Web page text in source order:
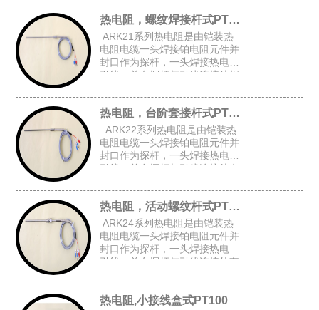
合
热电阻，螺纹焊接杆式PT100
ARK21系列热电阻是由铠装热
电阻电缆一头焊接铂电阻元件并
封口作为探杆，一头焊接热电阻
引线，并在探杆与引线连接处焊
纹焊接杆式铠装热电阻。
热电阻，台阶套接杆式PT100
ARK22系列热电阻是由铠装热
电阻电缆一头焊接铂电阻元件并
封口作为探杆，一头焊接热电阻
引线，并在探杆与引线连接处套
阶套接杆式铠装热电阻。
热电阻，活动螺纹杆式PT100
ARK24系列热电阻是由铠装热
电阻电缆一头焊接铂电阻元件并
封口作为探杆，一头焊接热电阻
引线，并在探杆与引线连接处套
上活动螺纹而组成的活动螺纹杆
式铠装热电阻。
热电阻,小接线盒式PT100